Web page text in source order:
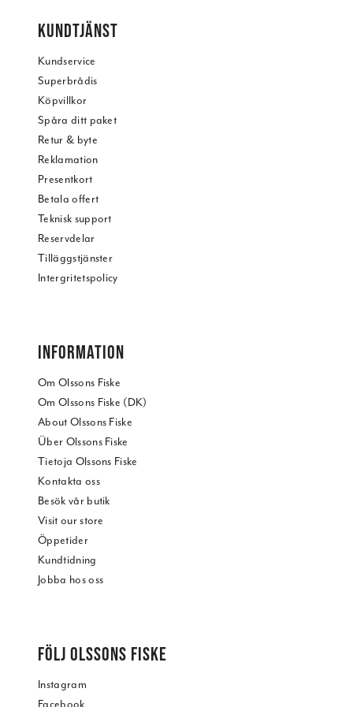
KUNDTJÄNST
Kundservice
Superbrådis
Köpvillkor
Spåra ditt paket
Retur & byte
Reklamation
Presentkort
Betala offert
Teknisk support
Reservdelar
Tilläggstjänster
Intergritetspolicy
INFORMATION
Om Olssons Fiske
Om Olssons Fiske (DK)
About Olssons Fiske
Über Olssons Fiske
Tietoja Olssons Fiske
Kontakta oss
Besök vår butik
Visit our store
Öppetider
Kundtidning
Jobba hos oss
FÖLJ OLSSONS FISKE
Instagram